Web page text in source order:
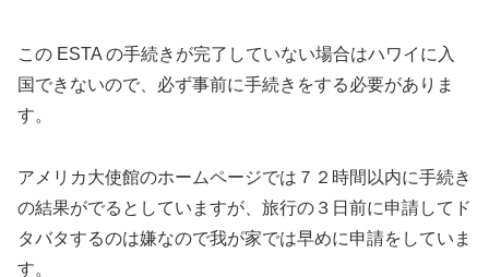
この ESTA の手続きが完了していない場合はハワイに入
国できないので、必ず事前に手続きをする必要がありま
す。
アメリカ大使館のホームページでは７２時間以内に手続き
の結果がでるとしていますが、旅行の３日前に申請してド
タバタするのは嫌なので我が家では早めに申請をしていま
す。